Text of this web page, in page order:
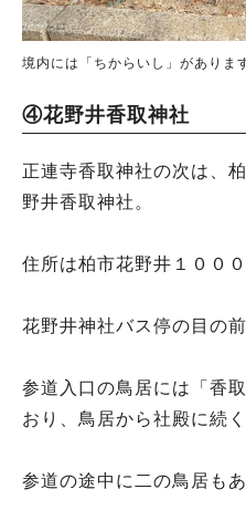
境内には「ちからいし」がありま
④花野井香取神社
正連寺香取神社の次は、
野井香取神社。
住所は柏市花野井１０００
花野井神社バス停の目の
参道入口の鳥居には「香
おり、鳥居から社殿に続
参道の途中に二の鳥居もあ